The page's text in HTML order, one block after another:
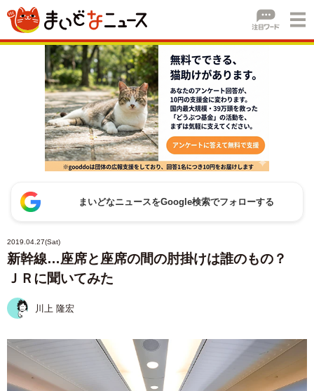
まいどなニュースをGoogle検索でフォローする
2019.04.27(Sat)
新幹線…座席と座席の間の肘掛けは誰のもの？
ＪＲに聞いてみた
川上 隆宏